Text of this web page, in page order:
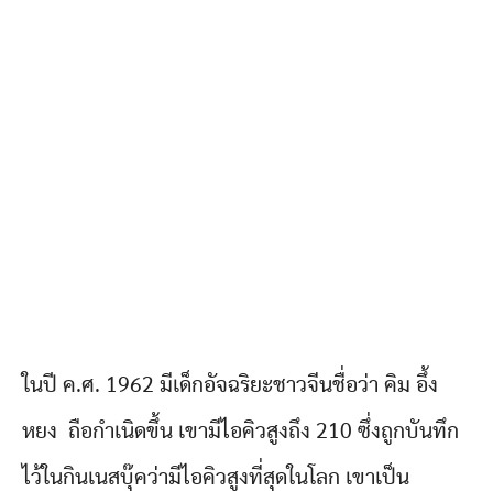
ในปี ค.ศ. 1962 มีเด็กอัจฉริยะชาวจีนชื่อว่า คิม อึ้ง
หยง ถือกำเนิดขึ้น เขามีไอคิวสูงถึง 210 ซึ่งถูกบันทึก
ไว้ในกินเนสบุ๊คว่ามีไอคิวสูงที่สุดในโลก เขาเป็น